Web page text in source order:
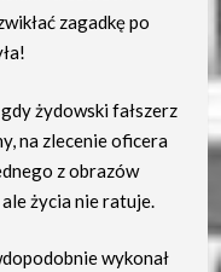
zagadkę po
żydowski fałszerz
na zlecenie oficera
z obrazów
życia nie ratuje.
wykonał